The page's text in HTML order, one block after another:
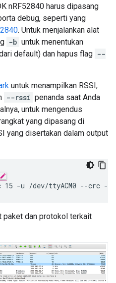
nRF52840 harus dipasang
debug, seperti yang
. Untuk menjalankan alat
-b untuk menentukan
default) dan hapus flag --
untuk menampilkan RSSI,
--rssi penanda saat Anda
untuk mengendus
yang dipasang di
yang disertakan dalam output
15 -u /dev/ttyACM0 --crc
paket dan protokol terkait